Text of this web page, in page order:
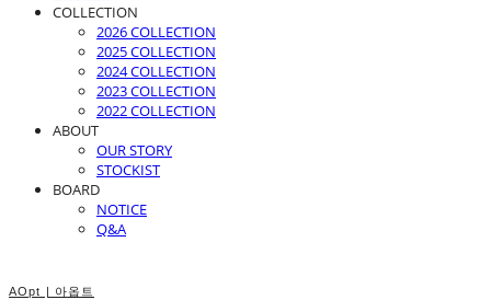
COLLECTION
2026 COLLECTION
2025 COLLECTION
2024 COLLECTION
2023 COLLECTION
2022 COLLECTION
ABOUT
OUR STORY
STOCKIST
BOARD
NOTICE
Q&A
AOpt | 아옵트